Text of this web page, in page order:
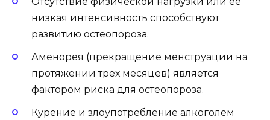
низкая интенсивность способствуют
развитию остеопороза.
Аменорея (прекращение менструации на
протяжении трех месяцев) является
фактором риска для остеопороза.
Курение и злоупотребление алкоголем